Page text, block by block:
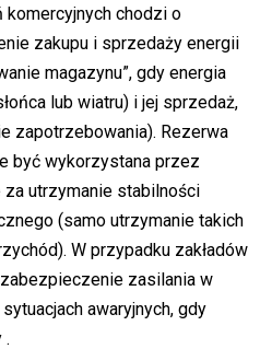
chodzi o
zakupu i sprzedaży energii
magazynu”, gdy energia
lub wiatru) i jej sprzedaż,
zapotrzebowania). Rezerwa
być wykorzystana przez
utrzymanie stabilności
(samo utrzymanie takich
W przypadku zakładów
zasilania w
awaryjnych, gdy
.